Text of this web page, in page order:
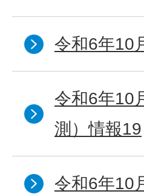
令和6年10
令和6年10
測）情報19
令和6年10